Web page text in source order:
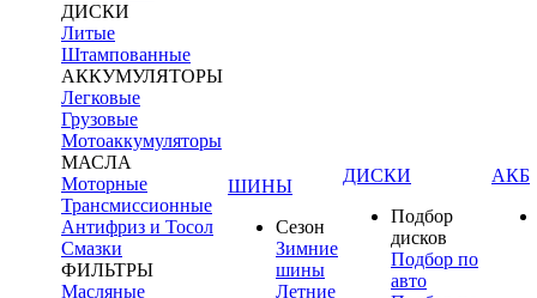
ДИСКИ
Литые
Штампованные
АККУМУЛЯТОРЫ
Легковые
Грузовые
Мотоаккумуляторы
МАСЛА
Моторные
Трансмиссионные
Антифриз и Тосол
Смазки
ФИЛЬТРЫ
Масляные
ШИНЫ
Сезон
Зимние
шины
Летние
ДИСКИ
Подбор
дисков
Подбор по
авто
АКБ